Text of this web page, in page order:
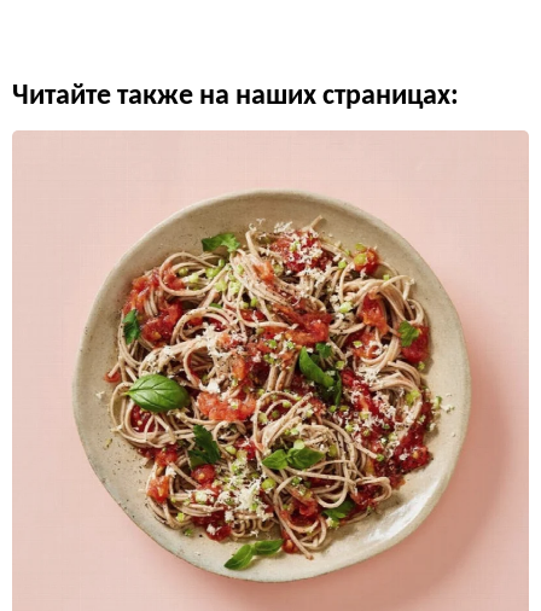
Читайте также на наших страницах: